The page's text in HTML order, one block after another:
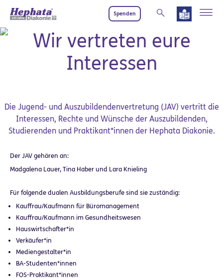
Spenden
Jugend- und Auszubildendenvertretung
Wir vertreten eure
Interessen
Die Jugend- und Auszubildendenvertretung (JAV) vertritt die
Interessen, Rechte und Wünsche der Auszubildenden,
Studierenden und Praktikant*innen der Hephata Diakonie.
Der JAV gehören an:
Madgalena Lauer, Tina Haber und Lara Knieling
Für folgende dualen Ausbildungsberufe sind sie zuständig:
Kauffrau/Kaufmann für Büromanagement
Kauffrau/Kaufmann im Gesundheitswesen
Hauswirtschafter*in
Verkäufer*in
Mediengestalter*in
BA-Studenten*innen
FOS-Praktikant*innen